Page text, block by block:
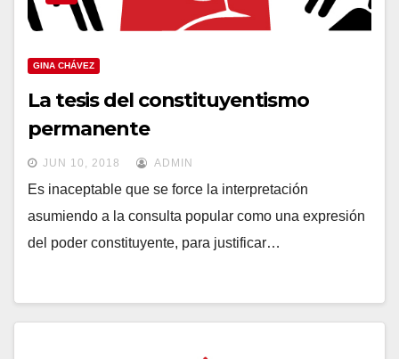
GINA CHÁVEZ
La tesis del constituyentismo
permanente
JUN 10, 2018 ADMIN
Es inaceptable que se force la interpretación
asumiendo a la consulta popular como una expresión
del poder constituyente, para justificar…